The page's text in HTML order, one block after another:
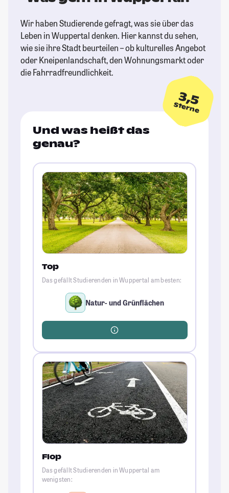
Wir haben Studierende gefragt, was sie über das
Leben in Wuppertal denken. Hier kannst du sehen,
wie sie ihre Stadt beurteilen – ob kulturelles Angebot
oder Kneipenlandschaft, den Wohnungsmarkt oder
die Fahrradfreundlichkeit.
3,5
Sterne
Und was heißt das
genau?
Top
Das gefällt Studierenden in Wuppertal am besten:
Natur- und Grünflächen
Flop
Das gefällt Studierenden in Wuppertal am
wenigsten: